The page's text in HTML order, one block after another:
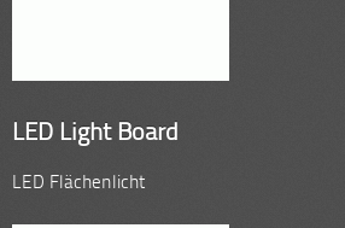
LED Light Board
LED Flächenlicht